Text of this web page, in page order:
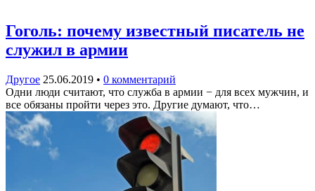
Гоголь: почему известный писатель не
служил в армии
Другое 25.06.2019 • 0 комментарий
Одни люди считают, что служба в армии − для всех мужчин, и
все обязаны пройти через это. Другие думают, что…